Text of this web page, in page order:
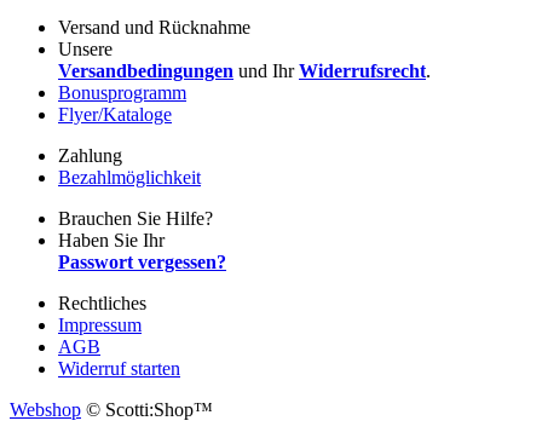
Versand und Rücknahme
Unsere
Versandbedingungen und IhrWiderrufsrecht.
Bonusprogramm
Flyer/Kataloge
Zahlung
Bezahlmöglichkeit
Brauchen Sie Hilfe?
Haben Sie Ihr
Passwort vergessen?
Rechtliches
Impressum
AGB
Widerruf starten
Webshop © Scotti:Shop™